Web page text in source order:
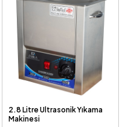
2.8 Litre Ultrasonik Yıkama
Makinesi